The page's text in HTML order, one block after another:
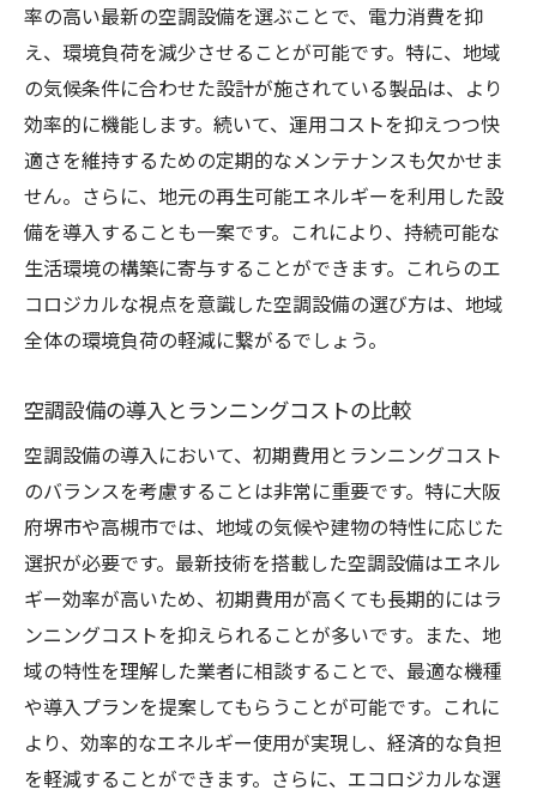
信頼できる情報源の活用方法
安全性を重視した選び方
空調設備のプロが語る大阪府堺市・高槻市での
ベストチョイスの探し方
プロが教える空調設備の選び方
最新の技術動向を知る重要性
プロの経験談から学ぶ選び方
ベストチョイスを見つけるための秘訣
プロが選ぶ空調設備の基準
空調設備の選び方が変わる大阪府堺市・高槻市
の地域特化サービス
地域特化サービスがもたらす利点
地元のニーズに応える空調設備選び
地域特有の気候に適応した設備
特化サービスで得られる安心感
地域密着型のサービス展開
地域住民が選ぶ信頼のポイント
率の高い最新の空調設備を選ぶことで、電力消費を抑
え、環境負荷を減少させることが可能です。特に、地域
の気候条件に合わせた設計が施されている製品は、より
効率的に機能します。続いて、運用コストを抑えつつ快
適さを維持するための定期的なメンテナンスも欠かせま
せん。さらに、地元の再生可能エネルギーを利用した設
備を導入することも一案です。これにより、持続可能な
生活環境の構築に寄与することができます。これらのエ
コロジカルな視点を意識した空調設備の選び方は、地域
全体の環境負荷の軽減に繋がるでしょう。
空調設備の導入とランニングコストの比較
空調設備の導入において、初期費用とランニングコスト
のバランスを考慮することは非常に重要です。特に大阪
府堺市や高槻市では、地域の気候や建物の特性に応じた
選択が必要です。最新技術を搭載した空調設備はエネル
ギー効率が高いため、初期費用が高くても長期的にはラ
ンニングコストを抑えられることが多いです。また、地
域の特性を理解した業者に相談することで、最適な機種
や導入プランを提案してもらうことが可能です。これに
より、効率的なエネルギー使用が実現し、経済的な負担
を軽減することができます。さらに、エコロジカルな選